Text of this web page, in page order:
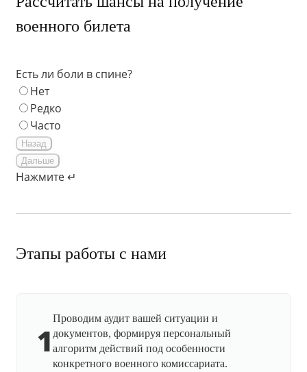
военного билета
Есть ли боли в спине?
Нет
Редко
Часто
Назад
Дальше
Нажмите ↵
Этапы работы с нами
1
Проводим аудит вашей ситуации и
документов, формируя персональный
алгоритм действий под особенности
конкретного военного комиссариата.